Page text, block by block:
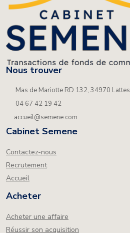
Nous trouver
Mas de Mariotte RD 132, 34970 Lattes
04 67 42 19 42
accueil@semene.com
Cabinet Semene
Contactez-nous
Recrutement
Accueil
Acheter
Acheter une affaire
Réussir son acquisition